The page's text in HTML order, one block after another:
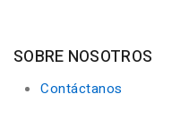
SOBRE NOSOTROS
Contáctanos